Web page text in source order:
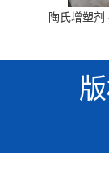
陶氏增塑剂